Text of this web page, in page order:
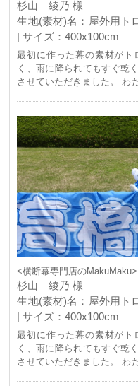
杉山 綾乃 様
生地(素材)名：屋外用ト
| サイズ：400x100cm
最初に作った幕の素材がト
く、雨に降られてもすぐ乾
させていただきました。 わ
<横断幕専門店のMakuMaku>
杉山 綾乃 様
生地(素材)名：屋外用ト
| サイズ：400x100cm
最初に作った幕の素材がト
く、雨に降られてもすぐ乾
させていただきました。 わ